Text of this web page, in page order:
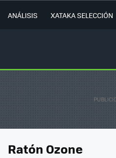
ANÁLISIS XATAKA SELECCIÓN
Ratón Ozone